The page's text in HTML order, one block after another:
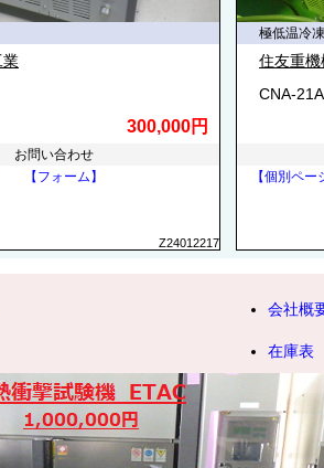
業
300,000円
お問い合わせ
【フォーム】
Z24012217
極低温冷
住友重
CNA-21A
【個別ペー
会社概
在庫表